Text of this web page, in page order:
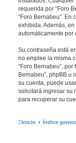
requerida por “Foro
“Foro Bernabeu”.
exhibida. Además,
automáticamente por
Su contraseña está
no emplee la misma
“Foro Bernabeu”,
Bernabeu”, phpBB u
su cuenta, puede
solicitará ingresar su
para recuperar su
Inicio Índice